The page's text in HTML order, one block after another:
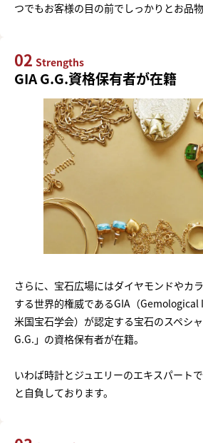
つでもお客様の目の前でしっかりとお品物
02 Strengths
GIA G.G.資格保有者が在籍
さらに、宝石広場にはダイヤモンドやカ
する世界的権威であるGIA（
米国宝石学会）が認定する宝石のスペシ
G.G.」の資格保有者が在籍。
いわば時計とジュエリーのエキスパート
と自負しております。